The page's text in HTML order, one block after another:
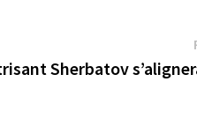
Sherbatov